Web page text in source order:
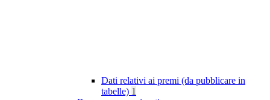
Dati relativi ai premi (da pubblicare in
tabelle) 1